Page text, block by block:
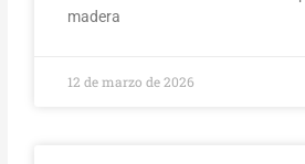
madera
12 de marzo de 2026